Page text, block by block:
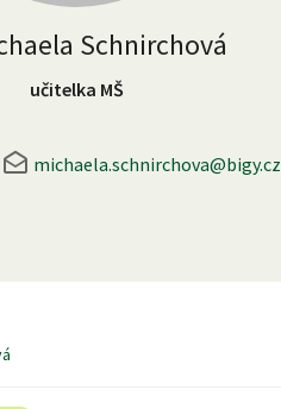
Schnirchová
učitelka MŠ
michaela.schnirchova@bigy.cz